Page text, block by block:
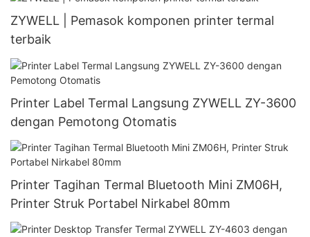
ZYWELL | Pemasok komponen printer termal
terbaik
Printer Label Termal Langsung ZYWELL ZY-3600
dengan Pemotong Otomatis
Printer Tagihan Termal Bluetooth Mini ZM06H,
Printer Struk Portabel Nirkabel 80mm